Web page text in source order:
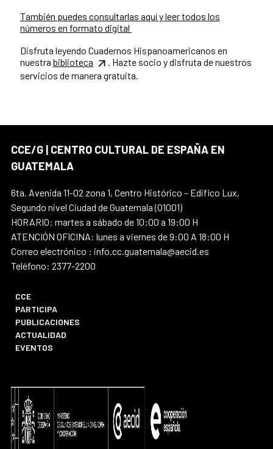
También puedes consultarlas aquí y leer todos los
números en formato digital
Disfruta leyendo Cuadernos Hispanoamericanos en
nuestra biblioteca
. Hazte socio y disfruta de nuestros
servicios de manera gratuita.
CCE/G | CENTRO CULTURAL DE ESPAÑA EN
GUATEMALA
6ta. Avenida 11-02 zona 1, Centro Histórico – Edifico Lux,
Segundo nivel Ciudad de Guatemala (01001)
HORARIO: martes a sábado de 10:00 a 19:00 H
ATENCIÓN OFICINA: lunes a viernes de 9:00 A 18:00 H
Correo electrónico : info.cc.guatemala@aecid.es
Teléfono: 2377-2200
CCE
PARTICIPA
PUBLICACIONES
ACTUALIDAD
EVENTOS